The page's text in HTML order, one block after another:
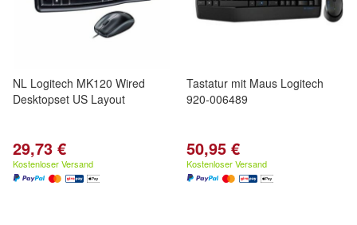
NL Logitech MK120 Wired
Desktopset US Layout
29,73 €
Kostenloser Versand
Tastatur mit Maus Logitech
920-006489
50,95 €
Kostenloser Versand